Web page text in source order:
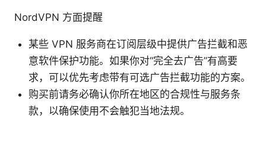
NordVPN 方面提醒
某些 VPN 服务商在订阅层级中提供广告拦截和恶
意软件保护功能。如果你对“完全去广告”有高要
求，可以优先考虑带有可选广告拦截功能的方案。
购买前请务必确认你所在地区的合规性与服务条
款，以确保使用不会触犯当地法规。